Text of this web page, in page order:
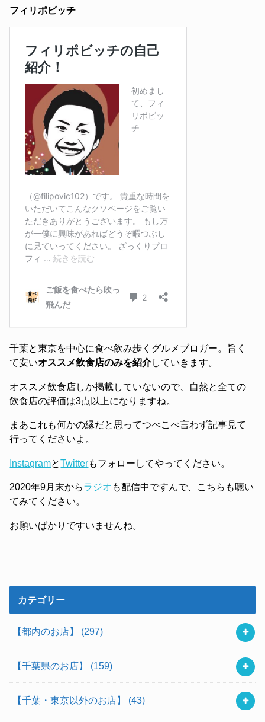
フィリポビッチ
千葉と東京を中心に食べ飲み歩くグルメブロガー。旨く
て安いオススメ飲食店のみを紹介していきます。
オススメ飲食店しか掲載していないので、自然と全ての
飲食店の評価は3点以上になりますね。
まあこれも何かの縁だと思ってつべこべ言わず記事見て
行ってくださいよ。
InstagramとTwitterもフォローしてやってください。
2020年9月末からラジオ も配信中ですんで、こちらも聴い
てみてください。
お願いばかりですいませんね。
カテゴリー
【都内のお店】 (297)
【千葉県のお店】 (159)
【千葉・東京以外のお店】 (43)